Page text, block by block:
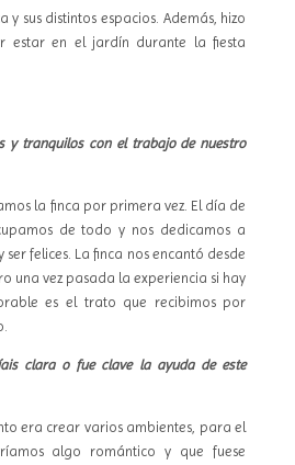
y sus distintos espacios. Además, hizo
estar en el jardín durante la fiesta
y tranquilos con el trabajo de nuestro
la finca por primera vez. El día de
de todo y nos dedicamos a
felices. La finca nos encantó desde
una vez pasada la experiencia si hay
es el trato que recibimos por
clara o fue clave la ayuda de este
era crear varios ambientes, para el
algo romántico y que fuese